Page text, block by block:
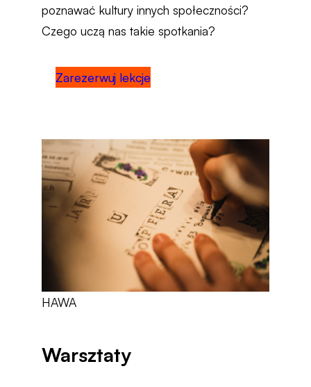
poznawać kultury innych społeczności?
Czego uczą nas takie spotkania?
Zarezerwuj lekcje
HAWA
Warsztaty